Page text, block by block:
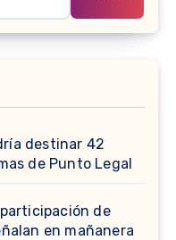
destinar 42
de Punto Legal
de
en mañanera